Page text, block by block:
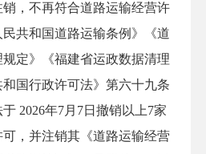
，不再符合道路运输经营许
共和国道路运输条例》《道
定》《福建省运政数据清理
国行政许可法》第六十九条
2026年7月7日撤销以上7家
，并注销其《道路运输经营